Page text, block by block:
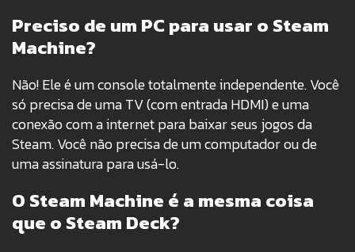
Preciso de um PC para usar o Steam
Machine?
Não! Ele é um console totalmente independente. Você
só precisa de uma TV (com entrada HDMI) e uma
conexão com a internet para baixar seus jogos da
Steam. Você não precisa de um computador ou de
uma assinatura para usá-lo.
O Steam Machine é a mesma coisa
que o Steam Deck?